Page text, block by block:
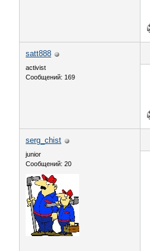
satt888
activist
Сообщений: 169
serg_chist
junior
Сообщений: 20